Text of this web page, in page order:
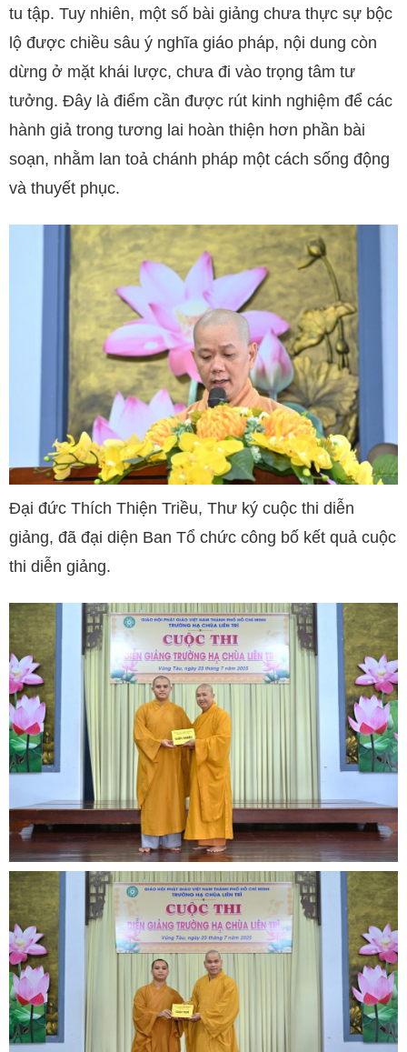
tu tập. Tuy nhiên, một số bài giảng chưa thực sự bộc
lộ được chiều sâu ý nghĩa giáo pháp, nội dung còn
dừng ở mặt khái lược, chưa đi vào trọng tâm tư
tưởng. Đây là điểm cần được rút kinh nghiệm để các
hành giả trong tương lai hoàn thiện hơn phần bài
soạn, nhằm lan toả chánh pháp một cách sống động
và thuyết phục.
Đại đức Thích Thiện Triều, Thư ký cuộc thi diễn
giảng, đã đại diện Ban Tổ chức công bố kết quả cuộc
thi diễn giảng.